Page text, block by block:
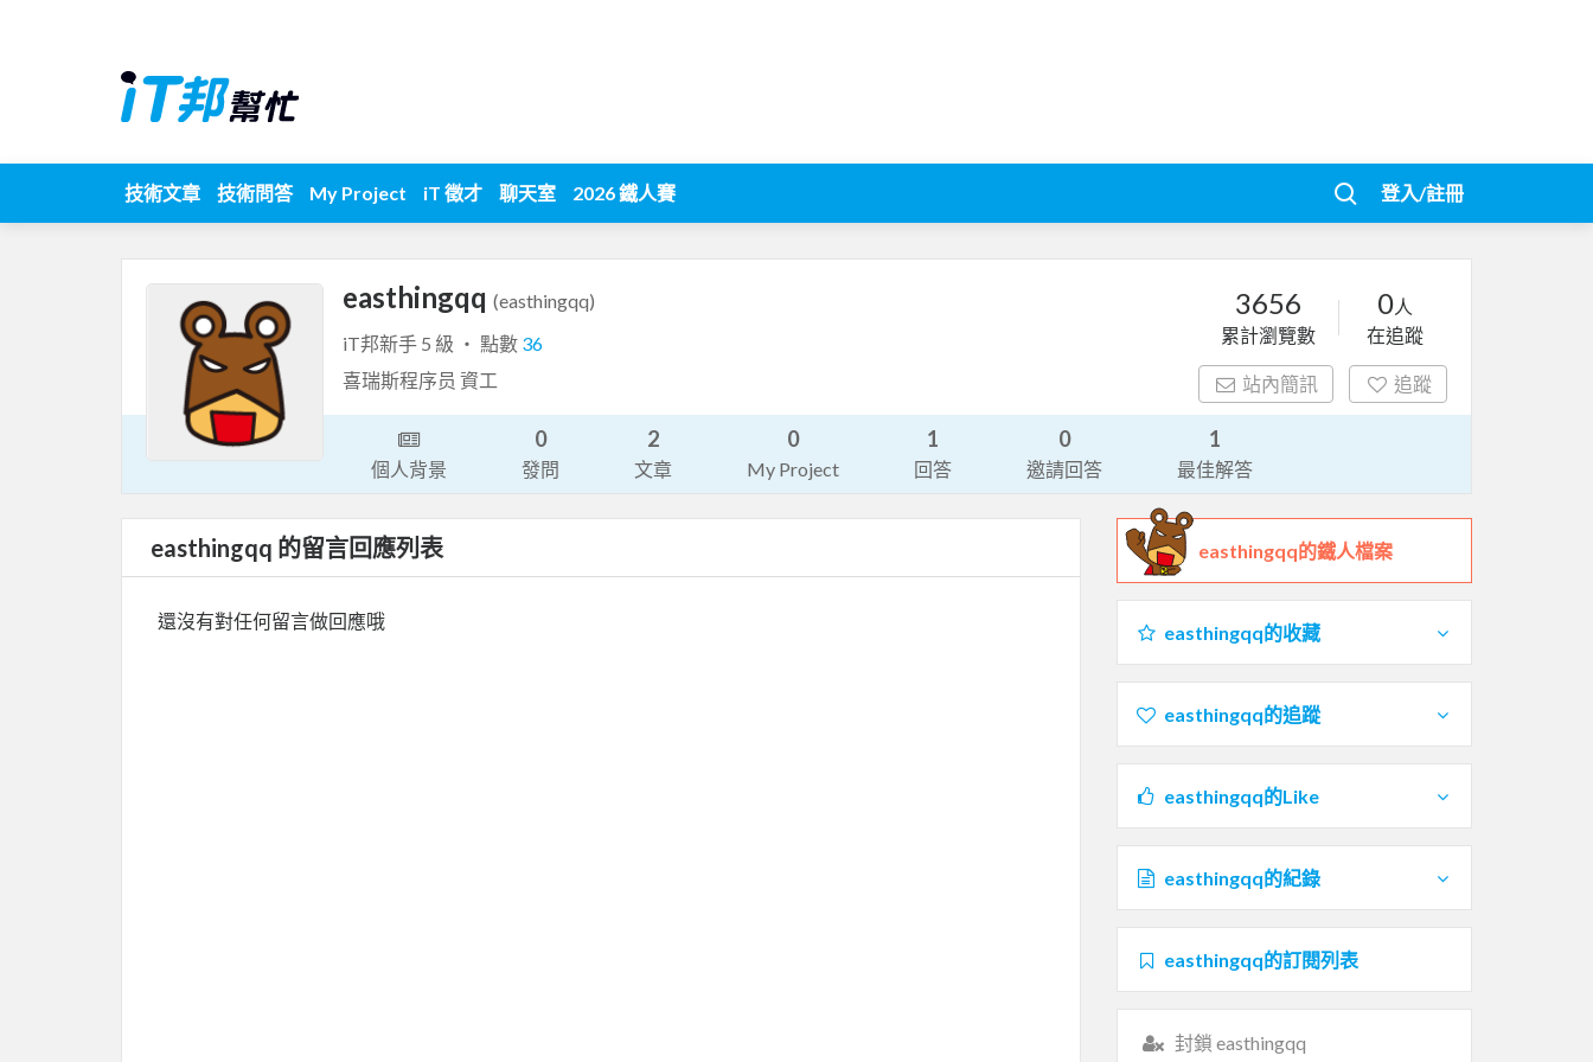
技術文章 技術問答 My Project iT 徵才 聊天室 2026 鐵人賽 登入/註冊
easthingqq (easthingqq)
iT邦新手 5 級 ‧ 點數 36
喜瑞斯程序员 資工
3656
累計瀏覽數
0人
在追蹤
站內簡訊 追蹤
個人背景
0
發問
2
文章
0
My Project
1
回答
0
邀請回答
1
最佳解答
easthingqq 的留言回應列表
還沒有對任何留言做回應哦
easthingqq的鐵人檔案
easthingqq的收藏
easthingqq的追蹤
easthingqq的Like
easthingqq的紀錄
easthingqq的訂閱列表
封鎖 easthingqq